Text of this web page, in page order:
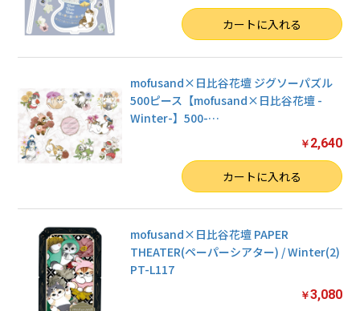
カートに入れる
mofusand×日比谷花壇 ジグソーパズル
500ピース【mofusand×日比谷花壇 -
Winter-】500-…
￥ 2,640
カートに入れる
mofusand×日比谷花壇 PAPER
THEATER(ペーパーシアター) / Winter(2)
PT-L117
￥3,080